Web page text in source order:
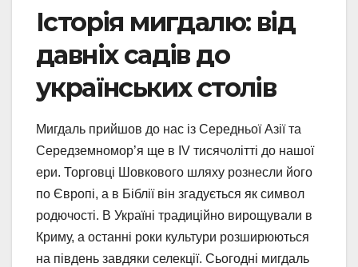
Історія мигдалю: від
давніх садів до
українських столів
Мигдаль прийшов до нас із Середньої Азії та
Середземномор’я ще в IV тисячолітті до нашої
ери. Торговці Шовкового шляху рознесли його
по Європі, а в Біблії він згадується як символ
родючості. В Україні традиційно вирощували в
Криму, а останні роки культури розширюються
на південь завдяки селекції. Сьогодні мигдаль